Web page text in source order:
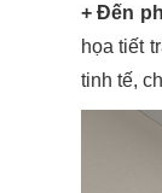
+ Đến
họa tiết
tinh tế,